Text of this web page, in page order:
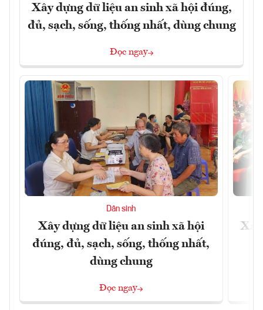
Xây dựng dữ liệu an sinh xã hội đúng,
đủ, sạch, sống, thống nhất, dùng chung
Đọc ngay
Dân sinh
Xây dựng dữ liệu an sinh xã hội
đúng, đủ, sạch, sống, thống nhất,
dùng chung
Đọc ngay